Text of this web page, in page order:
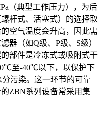
（典型工作压力），为后
杆式、活塞式）的选择取
空气温度会升高，因此需
器（如Q级、P级、S级）
部件是冷冻式或吸附式干
至-40℃以下，以保护下
污染。这一环节的可靠
ZBN系列设备常采用集